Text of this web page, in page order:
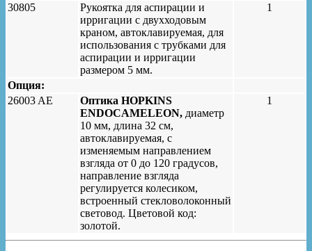
30805
Рукоятка для аспирации и
ирригации с двухходовым
краном, автоклавируемая, для
использования с трубками для
аспирации и ирригации
размером 5 мм.
1
Опция:
26003 AE
Оптика HOPKINS
ENDOCAMELEON, диаметр
10 мм, длина 32 см,
автоклавируемая, с
изменяемым направлением
взгляда от 0 до 120 градусов,
направление взгляда
регулируется колесиком,
встроенный стекловолоконный
световод. Цветовой код:
золотой.
1